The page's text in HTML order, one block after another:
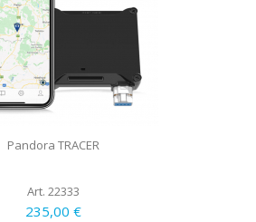
Pandora TRACER
Art. 22333
235,00 €